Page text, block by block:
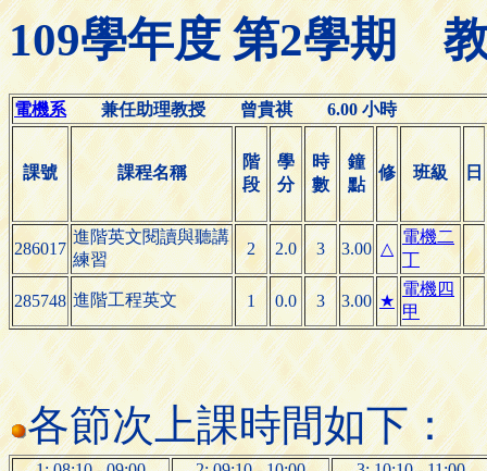
109學年度 第2學期
電機系兼任助理教授 曾貴祺 6.00 小時
課號 課程名稱
階
段
學
分
時
數
鐘
點
修 班級 日
286017
進階英文閱讀與聽講
練習
2 2.0 3 3.00 △
電機二
丁
285748 進階工程英文 1 0.0 3 3.00 ★
電機四
甲
各節次上課時間如下：